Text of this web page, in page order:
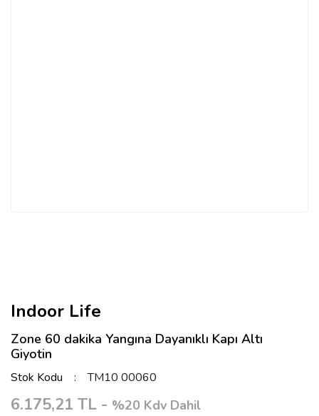
Indoor Life
Zone 60 dakika Yangına Dayanıklı Kapı Altı
Giyotin
Stok Kodu TM10 00060
6.175,21 TL - %20 Kdv Dahil